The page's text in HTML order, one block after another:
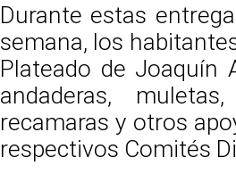
Durante estas
semana, los
Plateado de Joaquín
andaderas,
recamaras y otros
respectivos Comités